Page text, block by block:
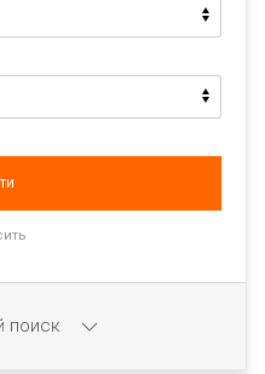
поиск